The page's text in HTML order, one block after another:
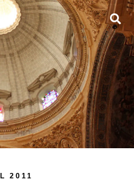
2011